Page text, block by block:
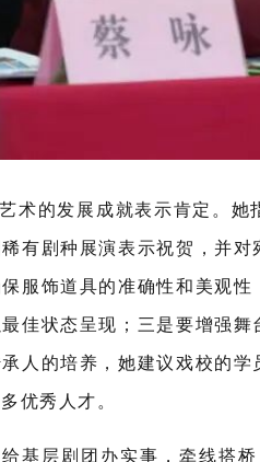
术的发展成就表示肯定。
有剧种展演表示祝贺，并
服饰道具的准确性和美观
佳状态呈现；三是要增强
人的培养，她建议戏校的
优秀人才。
基层剧团办实事，牵线搭